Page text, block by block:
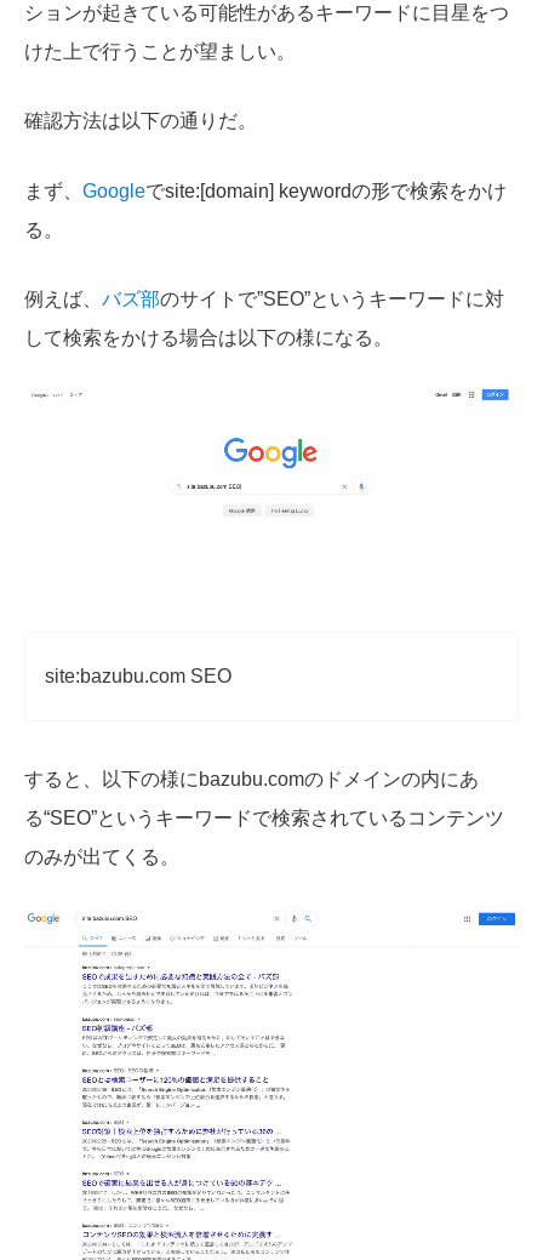
ションが起きている可能性があるキーワードに目星をつ
けた上で行うことが望ましい。
確認方法は以下の通りだ。
まず、 Googleでsite:[domain] keywordの形で検索をかけ
る。
例えば、 バズ部のサイトで”SEO”というキーワードに対
して検索をかける場合は以下の様になる。
site:bazubu.com SEO
すると、以下の様にbazubu.comのドメインの内にあ
る“SEO”というキーワードで検索されているコンテンツ
のみが出てくる。